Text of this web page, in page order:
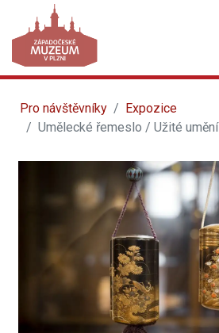
Pro návštěvníky
Expozice
Umělecké řemeslo / Užité umění